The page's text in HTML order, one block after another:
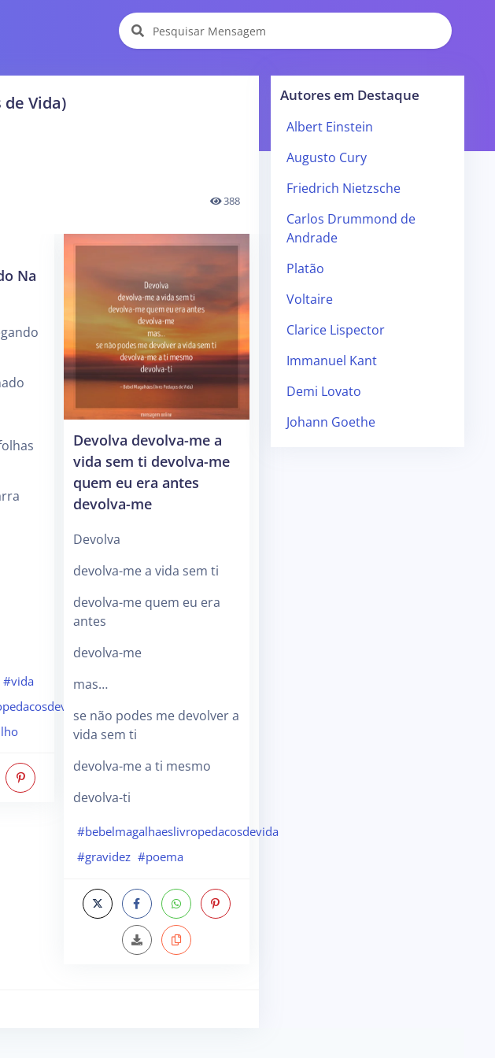
Vida)
388
Na
#vida
Devolva devolva-me a
vida sem ti devolva-me
quem eu era antes
devolva-me
Devolva
devolva-me a vida sem ti
devolva-me quem eu era
antes
devolva-me
mas…
se não podes me devolver a
vida sem ti
devolva-me a ti mesmo
devolva-ti
#bebelmagalhaeslivropedacosdevida
#gravidez #poema
Autores em Destaque
Albert Einstein
Augusto Cury
Friedrich Nietzsche
Carlos Drummond de
Andrade
Platão
Voltaire
Clarice Lispector
Immanuel Kant
Demi Lovato
Johann Goethe